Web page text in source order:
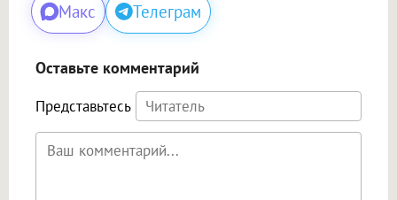
Макс Телеграм
Оставьте комментарий
Представьтесь